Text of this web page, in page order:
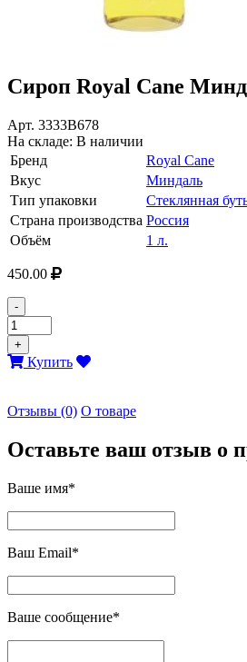
Сироп Royal Cane
Арт. 3333В678
На складе: В наличии
Бренд
Royal Cane
Вкус
Миндаль
Тип упаковки
Стеклянная
Страна производства Россия
Объём
1 л.
450.00
-
+
Купить
Отзывы (0) О товаре
Оставьте ваш отзыв о
Ваше имя*
Ваш Email*
Ваше сообщение*